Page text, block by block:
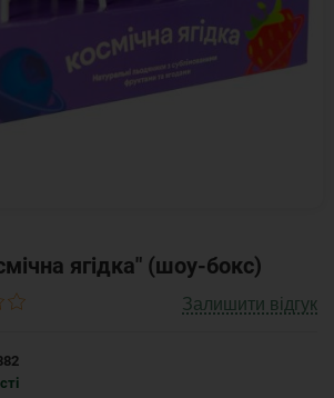
ягідка" (шоу-бокс)
Залишити відгук